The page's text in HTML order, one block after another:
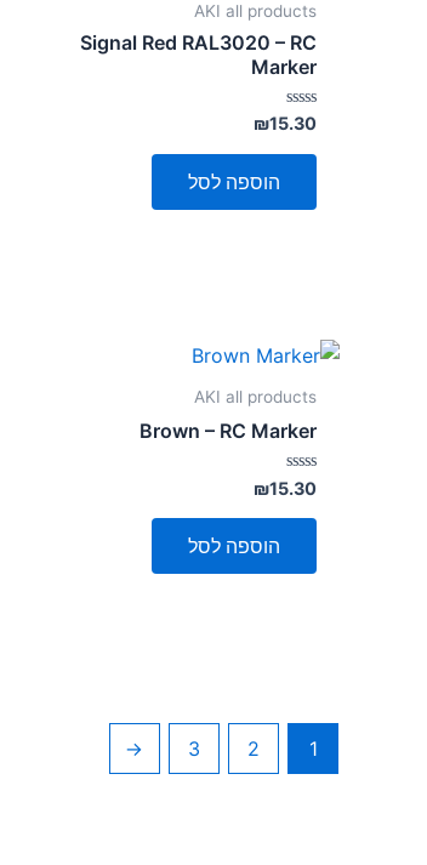
AKI all products
Signal Red RAL3020 – RC
Marker
דורג
0
מתוך
₪15.30
הוספה לסל
AKI all products
Brown – RC Marker
דורג
0
מתוך
₪15.30
הוספה לסל
1
2
3
←